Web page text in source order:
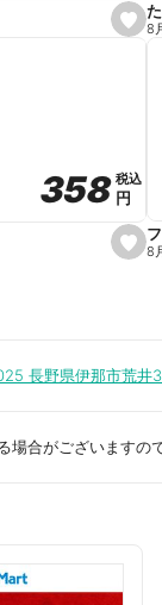
s
e
e
8
s
e
i
t
358
358税込
税込
円
円
8
長野県伊那市荒井
場合がございますの